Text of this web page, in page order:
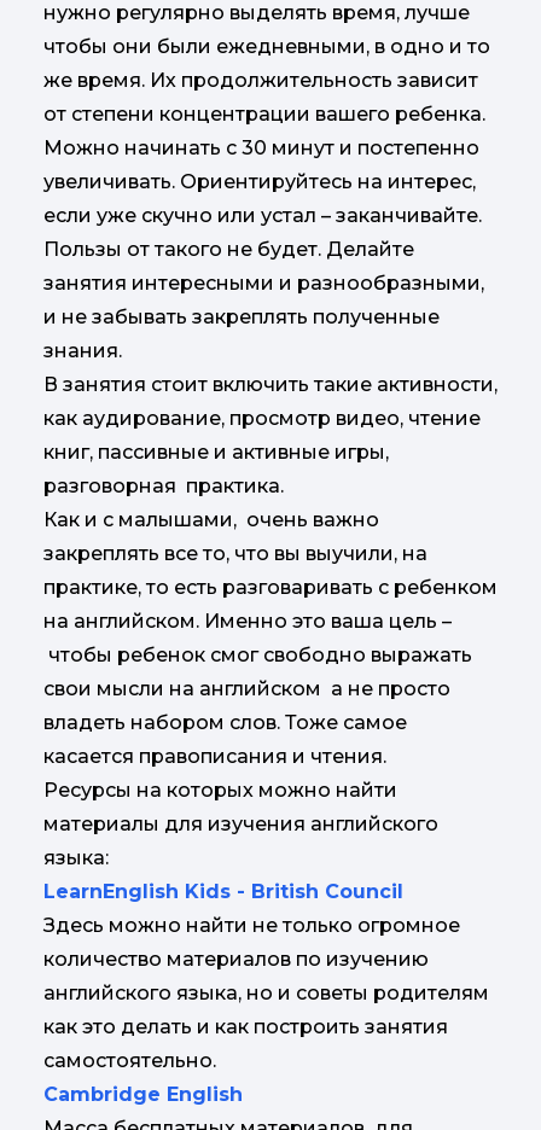
нужно регулярно выделять время, лучше
чтобы они были ежедневными, в одно и то
же время. Их продолжительность зависит
от степени концентрации вашего ребенка.
Можно начинать с 30 минут и постепенно
увеличивать. Ориентируйтесь на интерес,
если уже скучно или устал – заканчивайте.
Пользы от такого не будет. Делайте
занятия интересными и разнообразными,
и не забывать закреплять полученные
знания.
В занятия стоит включить такие активности,
как аудирование, просмотр видео, чтение
книг, пассивные и активные игры,
разговорная практика.
Как и с малышами, очень важно
закреплять все то, что вы выучили, на
практике, то есть разговаривать с ребенком
на английском. Именно это ваша цель –
чтобы ребенок смог свободно выражать
свои мысли на английском а не просто
владеть набором слов. Тоже самое
касается правописания и чтения.
Ресурсы на которых можно найти
материалы для изучения английского
языка:
LearnEnglish Kids - British Council
Здесь можно найти не только огромное
количество материалов по изучению
английского языка, но и советы родителям
как это делать и как построить занятия
самостоятельно.
Cambridge English